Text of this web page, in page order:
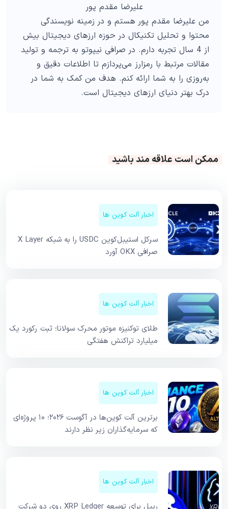
علیرضا مقدم پور
من علیرضا مقدم پور هستم و در زمینه نویسندگی
محتوا و تحلیل تکنیکال در حوزه ارزهای دیجیتال بیش
از 4 سال تجربه دارم. در صرافی نیپوتو به ترجمه و تولید
مقالات مرتبط با رمزارز می‌پردازم تا اطلاعات دقیق و
به‌روزی را به شما ارائه کنم. هدف من کمک به شما در
درک بهتر دنیای ارزهای دیجیتال است.
ممکن است علاقه مند باشید
اخبار آلت کوین ها
سرکل استیبل‌کوین USDC را به شبکه X Layer
صرافی OKX آورد
اخبار آلت کوین ها
طلای توکنیزه موتور محرک سولانا؛ ثبت رکورد یک
میلیارد تراکنش هفتگی
اخبار آلت کوین ها
برترین آلت کوین‌ها در آگوست ۲۰۲۶؛ ۱۰ پروژه‌ای
که سرمایه‌گذاران زیر نظر دارند
اخبار آلت کوین ها
ریپل برای توسعه XRP Ledger روی دو شرکت